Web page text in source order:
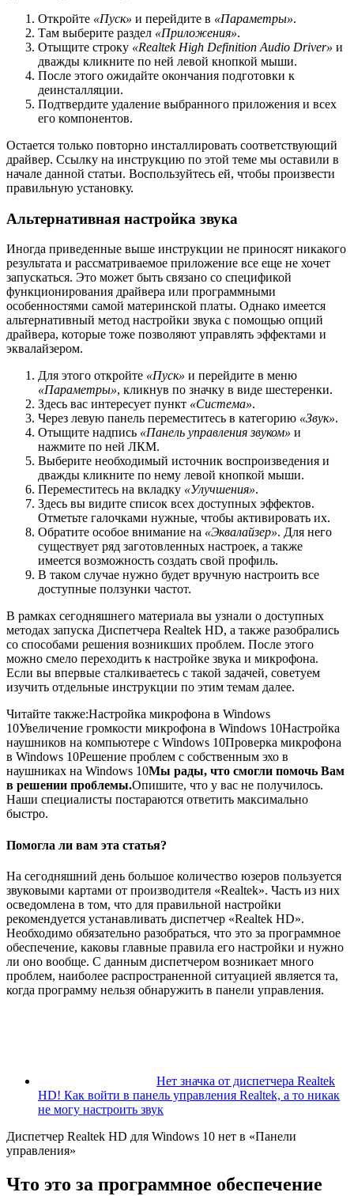
Откройте «Пуск» и перейдите в «Параметры».
Там выберите раздел «Приложения».
Отыщите строку «Realtek High Definition Audio Driver» и
дважды кликните по ней левой кнопкой мыши.
После этого ожидайте окончания подготовки к
деинсталляции.
Подтвердите удаление выбранного приложения и всех
его компонентов.
Остается только повторно инсталлировать соответствующий
драйвер. Ссылку на инструкцию по этой теме мы оставили в
начале данной статьи. Воспользуйтесь ей, чтобы произвести
правильную установку.
Альтернативная настройка звука
Иногда приведенные выше инструкции не приносят никакого
результата и рассматриваемое приложение все еще не хочет
запускаться. Это может быть связано со спецификой
функционирования драйвера или программными
особенностями самой материнской платы. Однако имеется
альтернативный метод настройки звука с помощью опций
драйвера, которые тоже позволяют управлять эффектами и
эквалайзером.
Для этого откройте «Пуск» и перейдите в меню
«Параметры», кликнув по значку в виде шестеренки.
Здесь вас интересует пункт «Система».
Через левую панель переместитесь в категорию «Звук».
Отыщите надпись «Панель управления звуком» и
нажмите по ней ЛКМ.
Выберите необходимый источник воспроизведения и
дважды кликните по нему левой кнопкой мыши.
Переместитесь на вкладку «Улучшения».
Здесь вы видите список всех доступных эффектов.
Отметьте галочками нужные, чтобы активировать их.
Обратите особое внимание на «Эквалайзер». Для него
существует ряд заготовленных настроек, а также
имеется возможность создать свой профиль.
В таком случае нужно будет вручную настроить все
доступные ползунки частот.
В рамках сегодняшнего материала вы узнали о доступных
методах запуска Диспетчера Realtek HD, а также разобрались
со способами решения возникших проблем. После этого
можно смело переходить к настройке звука и микрофона.
Если вы впервые сталкиваетесь с такой задачей, советуем
изучить отдельные инструкции по этим темам далее.
Читайте также:Настройка микрофона в Windows
10Увеличение громкости микрофона в Windows 10Настройка
наушников на компьютере с Windows 10Проверка микрофона
в Windows 10Решение проблем с собственным эхо в
наушниках на Windows 10Мы рады, что смогли помочь Вам
в решении проблемы.Опишите, что у вас не получилось.
Наши специалисты постараются ответить максимально
быстро.
Помогла ли вам эта статья?
На сегодняшний день большое количество юзеров пользуется
звуковыми картами от производителя «Realtek». Часть из них
осведомлена в том, что для правильной настройки
рекомендуется устанавливать диспетчер «Realtek HD».
Необходимо обязательно разобраться, что это за программное
обеспечение, каковы главные правила его настройки и нужно
ли оно вообще. С данным диспетчером возникает много
проблем, наиболее распространенной ситуацией является та,
когда программу нельзя обнаружить в панели управления.
Нет значка от диспетчера Realtek
HD! Как войти в панель управления Realtek, а то никак
не могу настроить звук
Диспетчер Realtek HD для Windows 10 нет в «Панели
управления»
Что это за программное обеспечение